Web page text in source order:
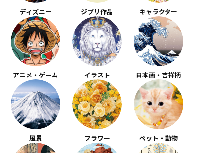
ディズニー ジブリ作品 キャラクター
アニメ・ゲーム イラスト 日本画・吉祥柄
風景 フラワー ペット・動物